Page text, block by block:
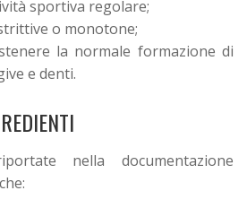
sportiva regolare;
o monotone;
la normale formazione di
e denti.
nella documentazione